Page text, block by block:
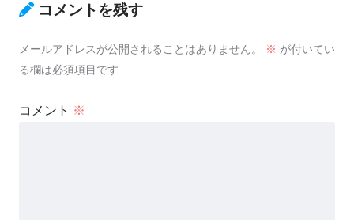
コメントを残す
メールアドレスが公開されることはありません。 ※ が付いてい
る欄は必須項目です
コメント ※